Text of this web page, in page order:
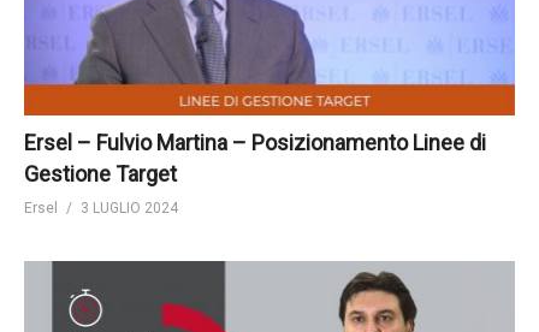
Ersel – Fulvio Martina – Posizionamento Linee di
Gestione Target
Ersel 3 LUGLIO 2024